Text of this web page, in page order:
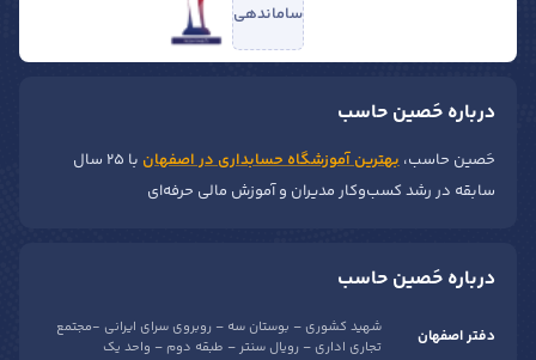
ساماندهی
درباره حَصین حاسب
حَصین حاسب، بهترین آموزشگاه حسابداری در اصفهان
با ۲۵ سال
سابقه در رشد کسب‌وکار مدیران و آموزش مالی حرفه‌ای
درباره حَصین حاسب
دفتر اصفهان
شهید کشوری – بوستان سه – روبروی سرای ایرانی -مجتمع
تجاری اداری – رویال سنتر – طبقه دوم – واحد یک